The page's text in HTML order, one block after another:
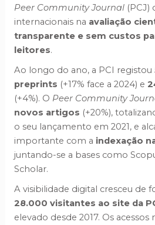
Peer Community Journal(PCJ)
internacionais na avaliação
transparente e sem custos
leitores.
Ao longo do ano, a PCI registou
preprints (+17% face a 2024) e
(+4%). O Peer Community
novos artigos (+20%),
o seu lançamento em 2021, e
importante com a indexação
juntando-se a bases como
Scholar.
A visibilidade digital cresceu de
28.000 visitantes ao site da
elevado desde 2017. Os acessos